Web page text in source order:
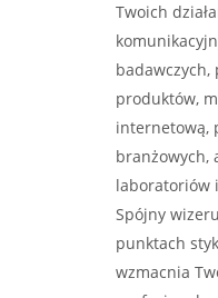
Twoich
badawczych,
produktów,
internetową,
branżowych,
laboratoriów
Spójny
punktach
wzmacnia